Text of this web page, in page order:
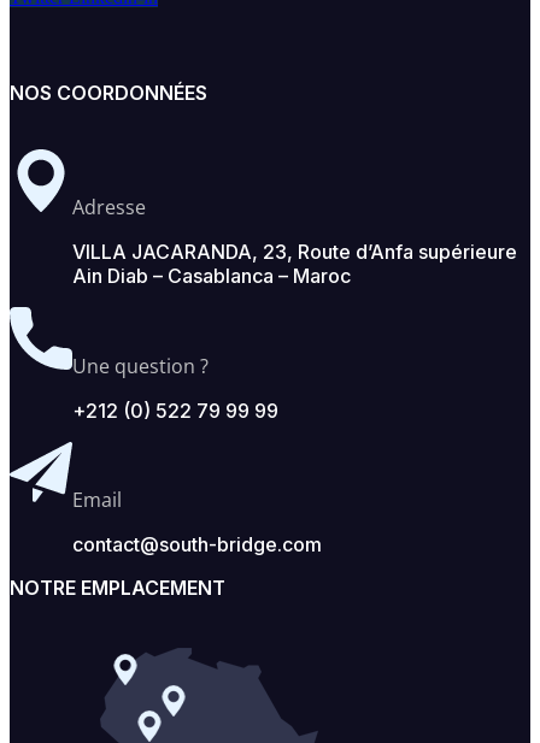
NOS COORDONNÉES
Adresse
VILLA JACARANDA, 23, Route d’Anfa supérieure
Ain Diab – Casablanca – Maroc
Une question ?
+212 (0) 522 79 99 99
Email
contact@south-bridge.com
NOTRE EMPLACEMENT